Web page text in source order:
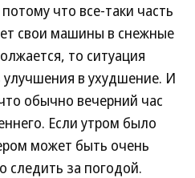
что все-таки часть
свои машины в снежные
то ситуация
улучшения в ухудшение. И
обычно вечерний час
Если утром было
может быть очень
следить за погодой.